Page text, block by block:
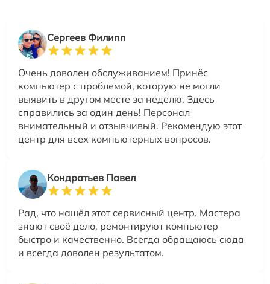
Сергеев Филипп
Очень доволен обслуживанием! Принёс
компьютер с проблемой, которую не могли
выявить в другом месте за неделю. Здесь
справились за один день! Персонал
внимательный и отзывчивый. Рекомендую этот
центр для всех компьютерных вопросов.
Кондратьев Павел
Рад, что нашёл этот сервисный центр. Мастера
знают своё дело, ремонтируют компьютер
быстро и качественно. Всегда обращаюсь сюда
и всегда доволен результатом.